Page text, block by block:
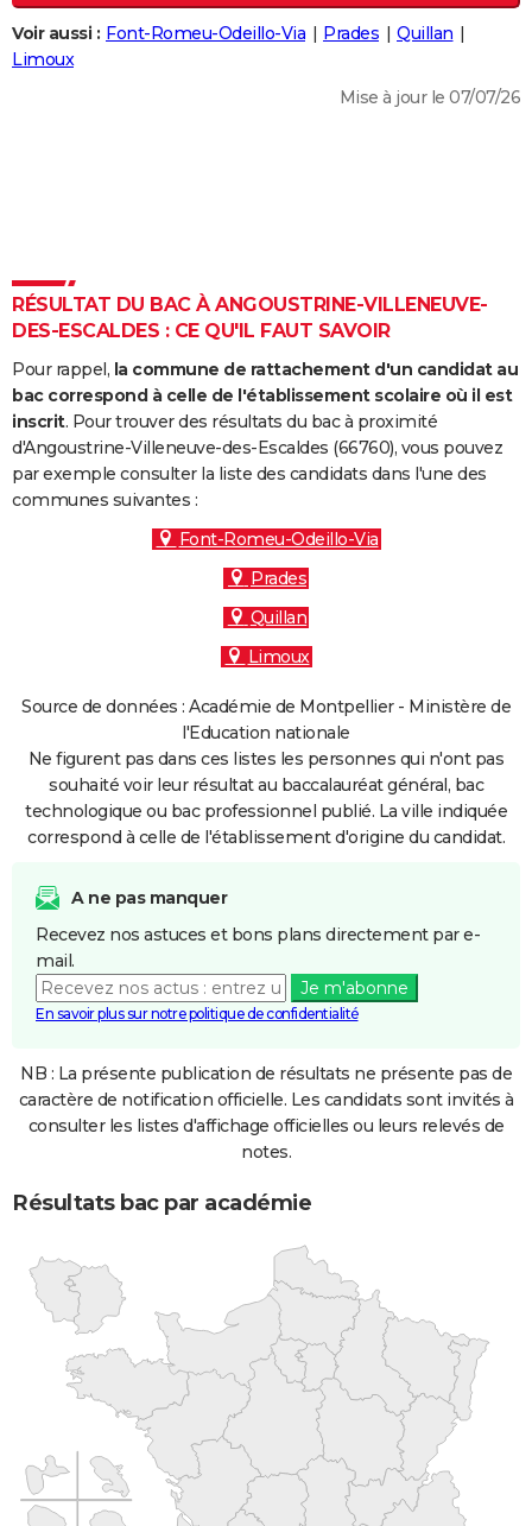
Destinations
City break
Voyage nature
Voyage de noces
Forum
Climat
+
PHOTO
COPAINS D'AVANT
S'inscrire
Se connecter
Lycées
Collèges
Primaires
Universités
Entreprises
Service militaire
Avis de recherche
AVIS DE DÉCÈS
FORUM
Bricolage
Lifestyle
Culture
Sport
Auto
Television
Voyage
Cinema
Voir aussi : Font-Romeu-Odeillo-Via Prades
Quillan
Limoux
Mise à jour le 07/07/26
RÉSULTAT DU BAC À ANGOUSTRINE-VILLENEUVE-
DES-ESCALDES : CE QU'IL FAUT SAVOIR
Pour rappel, la commune de rattachement d'un candidat au
bac correspond à celle de l'établissement scolaire où il est
inscrit. Pour trouver des résultats du bac à proximité
d'Angoustrine-Villeneuve-des-Escaldes (66760), vous pouvez
par exemple consulter la liste des candidats dans l'une des
communes suivantes :
Font-Romeu-Odeillo-Via
Prades
Quillan
Limoux
Source de données : Académie de Montpellier - Ministère de
l'Education nationale
Ne figurent pas dans ces listes les personnes qui n'ont pas
souhaité voir leur résultat au baccalauréat général, bac
technologique ou bac professionnel publié. La ville indiquée
correspond à celle de l'établissement d'origine du candidat.
A ne pas manquer
Recevez nos astuces et bons plans directement par e-
mail.
Je m'abonne
En savoir plus sur notre politique de confidentialité
NB : La présente publication de résultats ne présente pas de
caractère de notification officielle. Les candidats sont invités à
consulter les listes d'affichage officielles ou leurs relevés de
notes.
Résultats bac par académie